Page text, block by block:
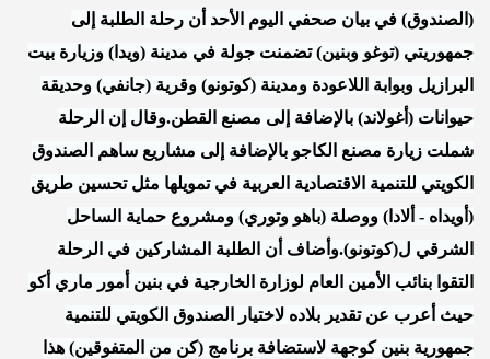
(الصندوق) في بيان صحفي اليوم الأحد أن رحلة الطلبة إلى
جمهوريتي (توغو وبنين) تضمنت جولة في مدينة (ويدا) وزيارة بيت
البرازيل وبوابة اللاعودة ومدينة (كوتونو) وقرية (جانفي) وحديقة
حيوانات (أغولاند) بالإضافة إلى مصنع القطن.وقال إن الرحلة
شملت زيارة مصنع الكاجو بالإضافة إلى مشاريع ساهم الصندوق
الكويتي للتنمية الاقتصادية العربية في تمويلها مثل تحسين طريق
(أويداه - ألادا) ووصلة (باهو وتوري) ومشروع حماية الساحل
الشرقي ل(كوتونو).وأضاف أن الطلبة المشاركين في الرحلة
التقوا بنائب الأمين العام لوزارة الخارجية في بنين أمور ماري أكو
حيث أعرب عن تقدير بلاده لاختيار الصندوق الكويتي للتنمية
جمهورية بنين كوجهة لاستضافة برنامج (كن من المتفوقين) هذا